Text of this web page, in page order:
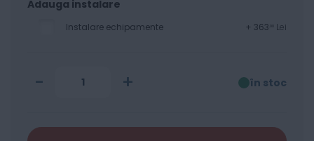
Adauga instalare
Instalare echipamente + 363 Lei
- + în stoc